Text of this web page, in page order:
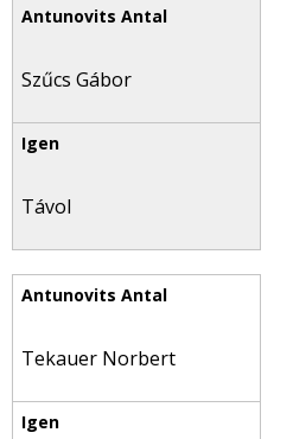
Szűcs Gábor
Távol
Tekauer Norbert